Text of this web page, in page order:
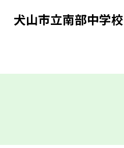
犬山市立南部中学校